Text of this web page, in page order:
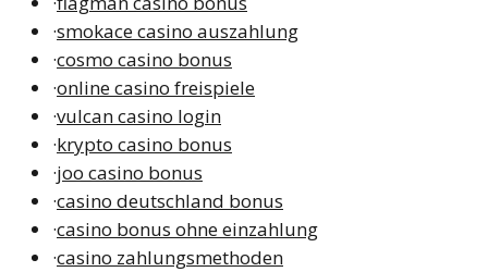
·smokace casino auszahlung
·cosmo casino bonus
·online casino freispiele
·vulcan casino login
·krypto casino bonus
·joo casino bonus
·casino deutschland bonus
·casino bonus ohne einzahlung
·casino zahlungsmethoden